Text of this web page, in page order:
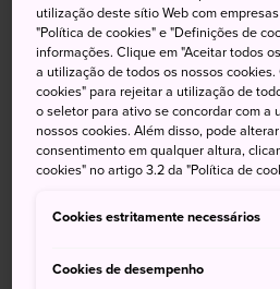
Yokohama
Hakkeijima Sea
Paradise
utilização deste sítio Web com
"Política de cookies" e "Definições de
informações. Clique em "Aceitar todos
a utilização de todos os nossos
cookies" para rejeitar a utilização de
o seletor para ativo se concordar com a
nossos cookies. Além disso, pode
consentimento em qualquer altura,
cookies" no artigo 3.2 da "Política de
Cookies estritamente necessários
Cookies de desempenho